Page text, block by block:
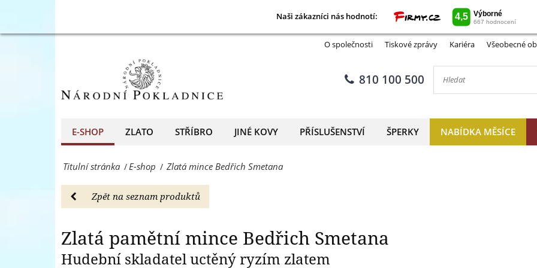
Naši zákazníci nás hodnotí:
E-
shop
Národní
Pokladnice
-
O společnosti Tiskové zprávy Kariéra Všeobecné
810 100 500
E-SHOP ZLATO STŘÍBRO JINÉ KOVY PŘÍSLUŠENSTVÍ ŠPERKY NABÍDKA MĚSÍCE
Titulní stránka /E-shop / Zlatá mince Bedřich Smetana
Zpět na seznam produktů
Zlatá pamětní mince Bedřich Smetana
Hudební skladatel uctěný ryzím zlatem
Zlatá pamětní mince Bedřich
Naši zákazníci nás hodnotí:
shop
Pokladnice
přední
evropský
prodejce
mincí
medailí